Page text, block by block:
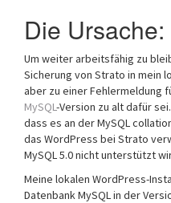
Die
Um weiter arbeitsfähig zu
Sicherung von Strato in mein
aber zu einer Fehlermeldung
MySQL-Version zu alt dafür
dass es an der MySQL
das WordPress bei Strato
MySQL 5.0 nicht unterstützt
Meine lokalen WordPress-
Datenbank MySQL in der